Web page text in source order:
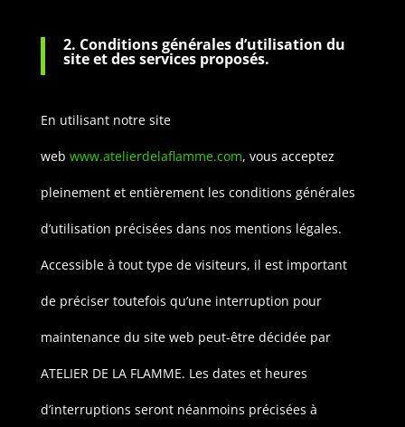
2. Conditions générales d’utilisation du
site et des services proposés.
En utilisant notre site
web www.atelierdelaflamme.com, vous acceptez
pleinement et entièrement les conditions générales
d’utilisation précisées dans nos mentions légales.
Accessible à tout type de visiteurs, il est important
de préciser toutefois qu’une interruption pour
maintenance du site web peut-être décidée par
ATELIER DE LA FLAMME. Les dates et heures
d’interruptions seront néanmoins précisées à